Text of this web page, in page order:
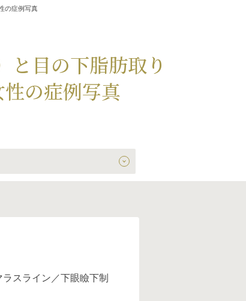
の症例写真
と目の下脂肪取り
性の症例写真
スライン／下眼瞼下制